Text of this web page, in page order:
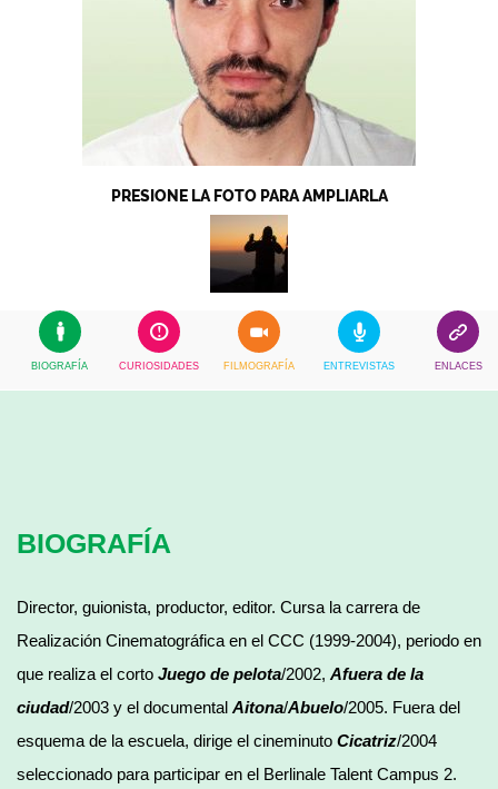
PRESIONE LA FOTO PARA AMPLIARLA
BIOGRAFÍA CURIOSIDADES FILMOGRAFÍA ENTREVISTAS ENLACES
BIOGRAFÍA
Director, guionista, productor, editor. Cursa la carrera de
Realización Cinematográfica en el CCC (1999-2004), periodo en
que realiza el corto Juego de pelota/2002, Afuera de la
ciudad/2003 y el documental Aitona/Abuelo/2005. Fuera del
esquema de la escuela, dirige el cineminuto Cicatriz/2004
seleccionado para participar en el Berlinale Talent Campus 2.